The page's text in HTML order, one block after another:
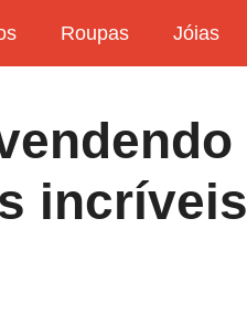
Roupas Jóias
incríveis